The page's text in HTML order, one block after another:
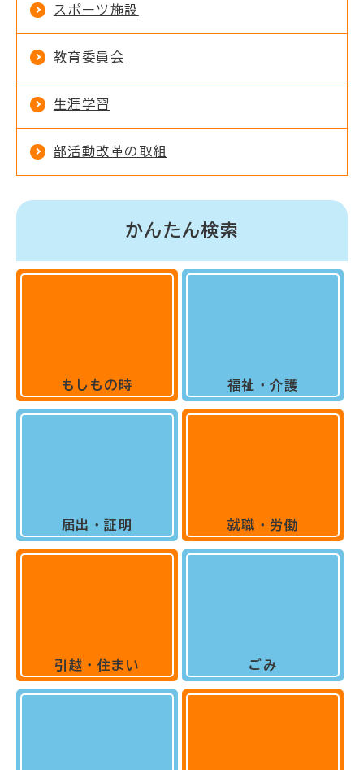
スポーツ施設
教育委員会
生涯学習
部活動改革の取組
かんたん検索
もしもの時
届出・証明
引越・住まい
福祉・介護
就職・労働
ごみ